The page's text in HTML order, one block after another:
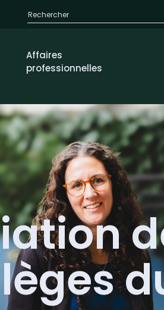
Affaires
professionnelles